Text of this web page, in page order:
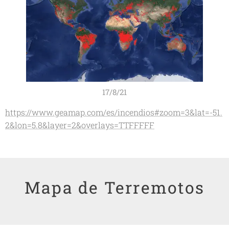
17/8/21
https://www.geamap.com/es/incendios#zoom=3&lat=-51.
2&lon=5.8&layer=2&overlays=TTFFFFF
Mapa de Terremotos